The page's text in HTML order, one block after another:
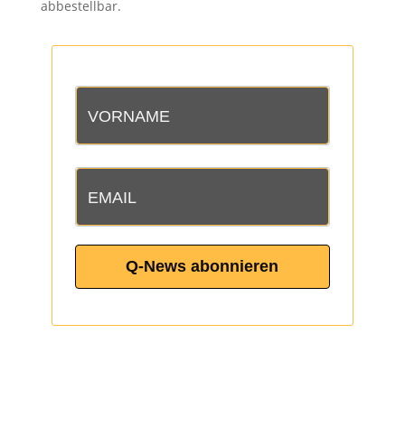
abbestellbar.
Q-News abonnieren